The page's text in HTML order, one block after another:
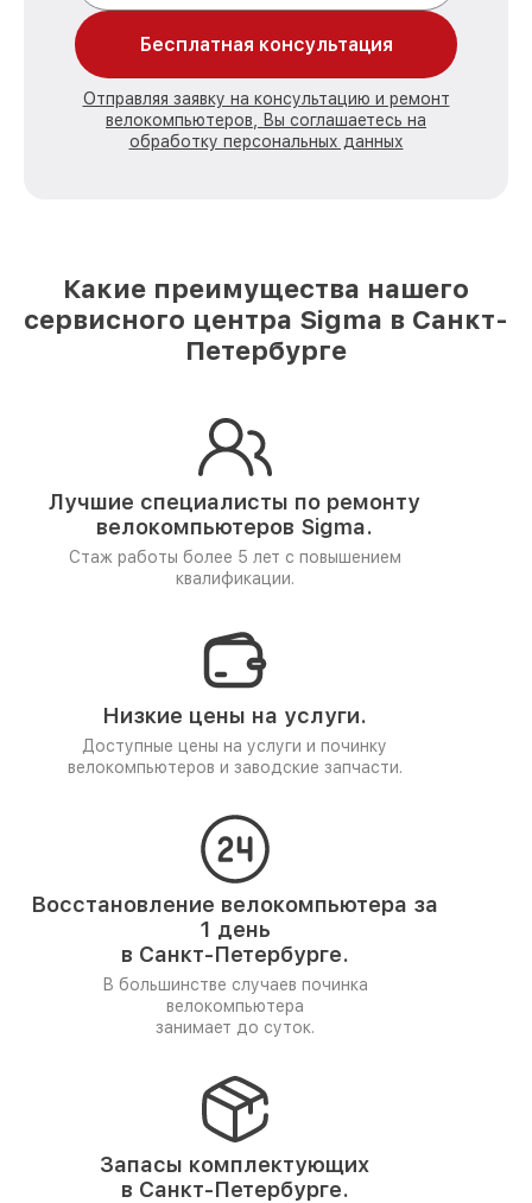
Бесплатная консультация
Отправляя заявку на консультацию и ремонт
велокомпьютеров, Вы соглашаетесь на
обработку персональных данных
Какие преимущества нашего
сервисного центра Sigma в Санкт-
Петербурге
Лучшие специалисты по ремонту
велокомпьютеров Sigma.
Стаж работы более 5 лет с повышением
квалификации.
Низкие цены на услуги.
Доступные цены на услуги и починку
велокомпьютеров и заводские запчасти.
Восстановление велокомпьютера за
1 день
в Санкт-Петербурге.
В большинстве случаев починка
велокомпьютера
занимает до суток.
Запасы комплектующих
в Санкт-Петербурге.